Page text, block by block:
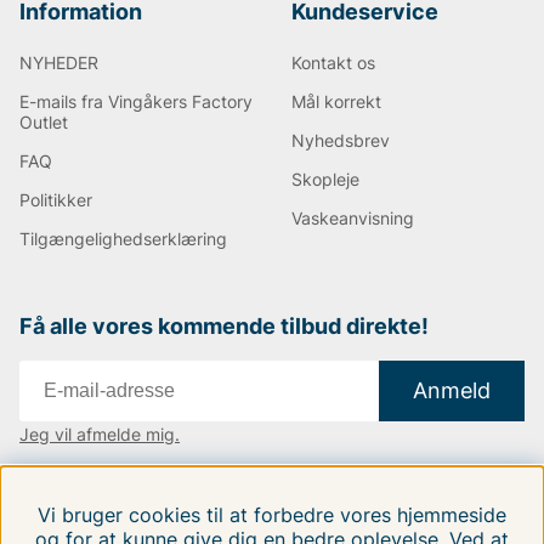
Information
NYHEDER
E-mails fra Vingåkers Factory
Outlet
FAQ
Politikker
Tilgængelighedserklæring
Kundeservice
Kontakt os
Mål korrekt
Nyhedsbrev
Skopleje
Vaskeanvisning
Få alle vores kommende tilbud direkte!
Anmeld
Jeg vil afmelde mig.
Følg os på vores sociale medier.
Vi bruger cookies til at forbedre vores hjemmeside
og for at kunne give dig en bedre oplevelse. Ved at